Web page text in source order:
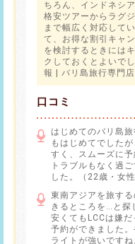
ちろん、インドネシ
格安ツアーからラグ
まで幅広く対応して
て、お得な割引キャ
を検討するときには
クしておくとよいで
報 | バリ島旅行専門
口コミ
はじめてのバリ島
もはじめてでした
すく、スムーズに
トラブルもなく過
した。（22歳・女性
東南アジアを旅す
きるところを…と探
安くてもLCCは嫌だ
予約ができました
ライトが強いです